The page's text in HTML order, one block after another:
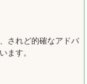
されど的確なアドバ
ます。